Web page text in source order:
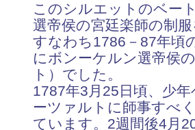
このシルエットのベー
選帝侯の宮廷楽師の制
すなわち1786－87年頃
にボンーケルン選帝侯
ト）でした。
1787年3月25日頃、少
ーツァルトに師事すべ
ています。2週間後4月